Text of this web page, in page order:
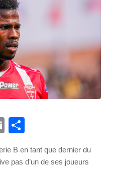
Email
B en tant que dernier du
pas d’un de ses joueurs